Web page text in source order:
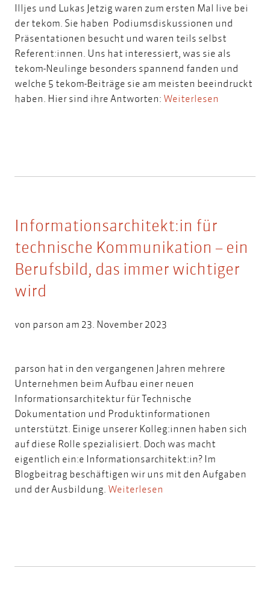
Illjes und Lukas Jetzig waren zum ersten Mal live bei
der tekom. Sie haben Podiumsdiskussionen und
Präsentationen besucht und waren teils selbst
Referent:innen. Uns hat interessiert, was sie als
tekom-Neulinge besonders spannend fanden und
welche 5 tekom-Beiträge sie am meisten beeindruckt
haben. Hier sind ihre Antworten: Weiterlesen
Informationsarchitekt:in für
technische Kommunikation – ein
Berufsbild, das immer wichtiger
wird
von parson am 23. November 2023
parson hat in den vergangenen Jahren mehrere
Unternehmen beim Aufbau einer neuen
Informationsarchitektur für Technische
Dokumentation und Produktinformationen
unterstützt. Einige unserer Kolleg:innen haben sich
auf diese Rolle spezialisiert. Doch was macht
eigentlich ein:e Informationsarchitekt:in? Im
Blogbeitrag beschäftigen wir uns mit den Aufgaben
und der Ausbildung. Weiterlesen